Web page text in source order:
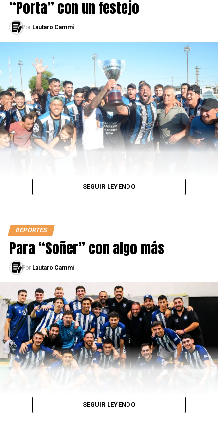
“Porta” con un festejo
Por Lautaro Cammi
SEGUIR LEYENDO
DEPORTES
Para “Soñer” con algo más
Por Lautaro Cammi
SEGUIR LEYENDO